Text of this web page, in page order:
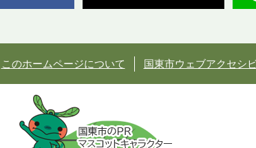
このホームページについて 国東市ウェブアクセシ